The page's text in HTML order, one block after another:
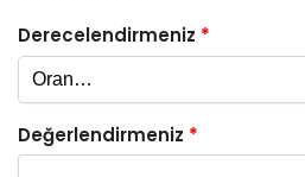
Derecelendirmeniz *
Değerlendirmeniz *